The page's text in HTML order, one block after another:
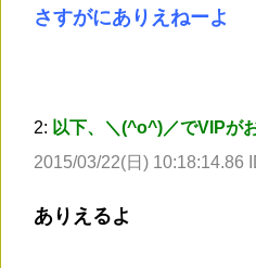
さすがにありえねーよ
2: 以下、＼(^o^)／でVIPが
2015/03/22(日) 10:18:14.86
ありえるよ